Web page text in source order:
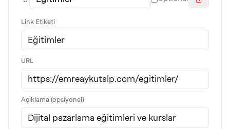
Link Etiketi
URL
Açıklama (opsiyonel)